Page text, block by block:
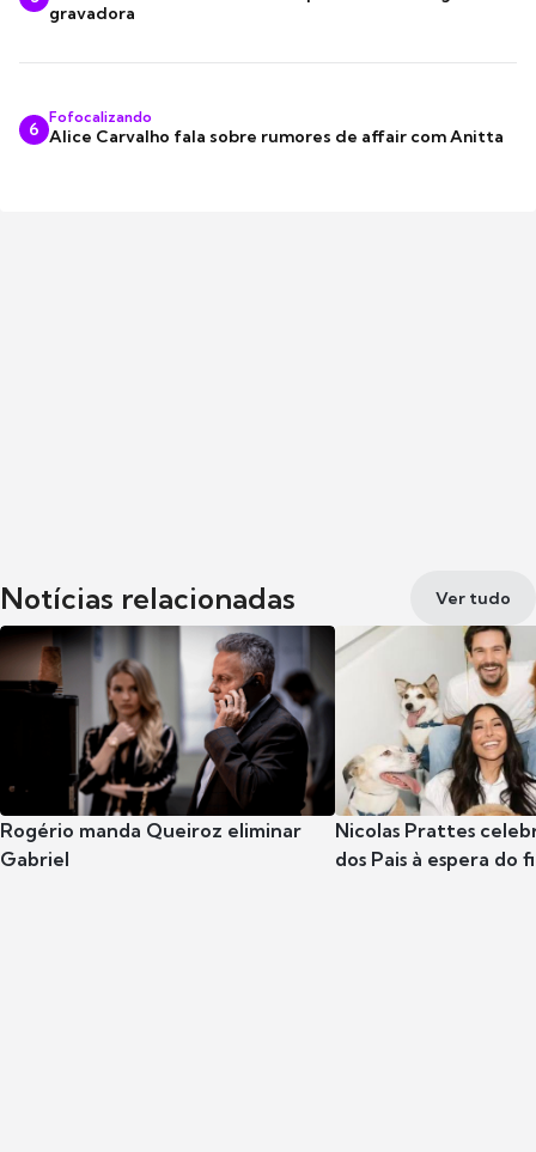
gravadora
6
Fofocalizando
Alice Carvalho fala sobre rumores de affair com Anitta
Notícias relacionadas Ver tudo
Rogério manda Queiroz eliminar
Gabriel
Nicolas Prattes
dos Pais à espera do